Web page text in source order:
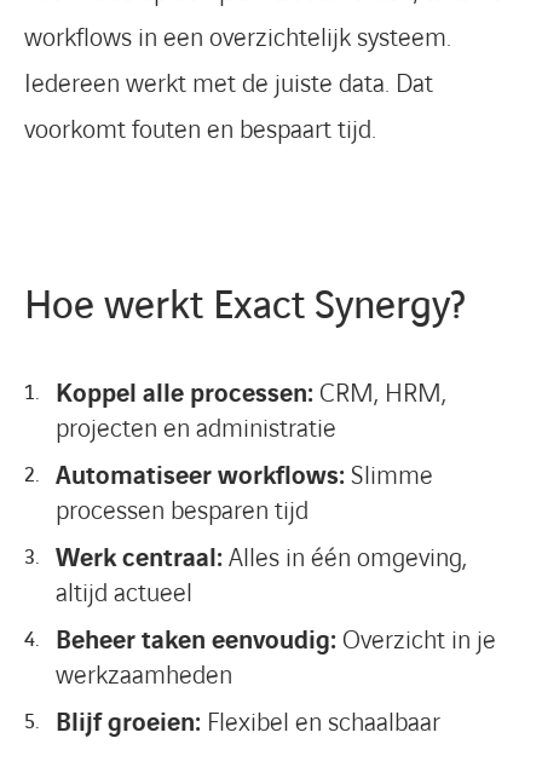
workflows in een overzichtelijk systeem.
Iedereen werkt met de juiste data. Dat
voorkomt fouten en bespaart tijd.
Hoe werkt Exact Synergy?
Koppel alle processen: CRM, HRM,
projecten en administratie
Automatiseer workflows:Slimme
processen besparen tijd
Werk centraal:Alles in één omgeving,
altijd actueel
Beheer taken eenvoudig: Overzicht in je
werkzaamheden
Blijf groeien: Flexibel en schaalbaar